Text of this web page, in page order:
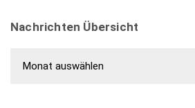
Nachrichten Übersicht